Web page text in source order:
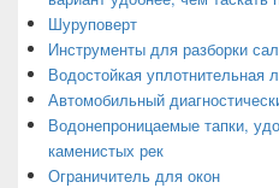
Шуруповерт
Инструменты для разборки
Водостойкая уплотнительная
Автомобильный
Водонепроницаемые тапки,
каменистых рек
Ограничитель для окон